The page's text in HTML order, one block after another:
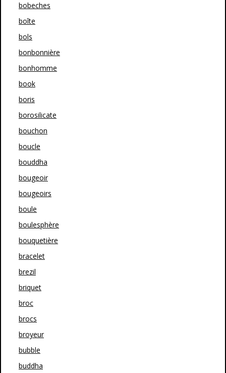
bobeches
boîte
bols
bonbonnière
bonhomme
book
boris
borosilicate
bouchon
boucle
bouddha
bougeoir
bougeoirs
boule
boulesphère
bouquetière
bracelet
brezil
briquet
broc
brocs
broyeur
bubble
buddha